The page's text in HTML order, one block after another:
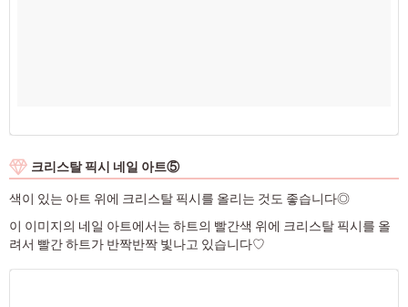
크리스탈 픽시 네일 아트⑤
색이 있는 아트 위에 크리스탈 픽시를 올리는 것도 좋습니다◎
이 이미지의 네일 아트에서는 하트의 빨간색 위에 크리스탈 픽시를 올
려서 빨간 하트가 반짝반짝 빛나고 있습니다♡